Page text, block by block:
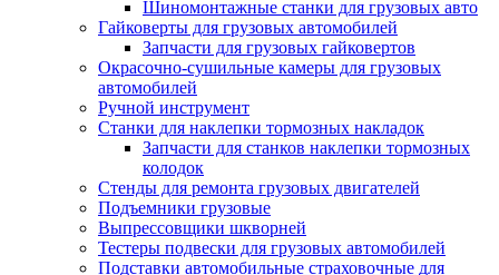
Шиномонтажные станки для грузовых авто
Гайковерты для грузовых автомобилей
Запчасти для грузовых гайковертов
Окрасочно-сушильные камеры для грузовых
автомобилей
Ручной инструмент
Станки для наклепки тормозных накладок
Запчасти для станков наклепки тормозных
колодок
Стенды для ремонта грузовых двигателей
Подъемники грузовые
Выпрессовщики шкворней
Тестеры подвески для грузовых автомобилей
Подставки автомобильные страховочные для